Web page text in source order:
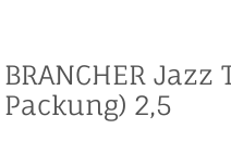
BRANCHER
Packung) 2,5